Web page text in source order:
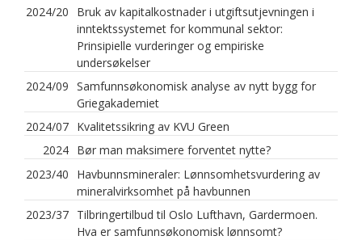
2024/20
Bruk av kapitalkostnader i utgiftsutjevningen i
inntektssystemet for kommunal sektor:
Prinsipielle vurderinger og empiriske
undersøkelser
2024/09 Samfunnsøkonomisk analyse av nytt bygg for
Griegakademiet
2024/07 Kvalitetssikring av KVU Green
2024 Bør man maksimere forventet nytte?
2023/40
Havbunnsmineraler: Lønnsomhetsvurdering av
mineralvirksomhet på havbunnen
2023/37 Tilbringertilbud til Oslo Lufthavn, Gardermoen.
Hva er samfunnsøkonomisk lønnsomt?